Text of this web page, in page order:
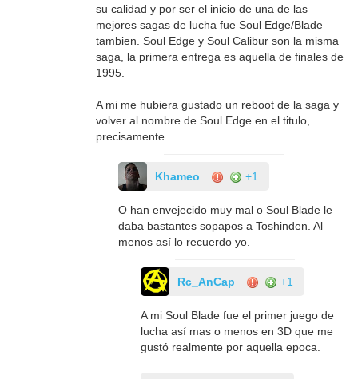
su calidad y por ser el inicio de una de las
mejores sagas de lucha fue Soul Edge/Blade
tambien. Soul Edge y Soul Calibur son la misma
saga, la primera entrega es aquella de finales de
1995.
A mi me hubiera gustado un reboot de la saga y
volver al nombre de Soul Edge en el titulo,
precisamente.
Khameo +1
O han envejecido muy mal o Soul Blade le
daba bastantes sopapos a Toshinden. Al
menos así lo recuerdo yo.
Rc_AnCap +1
A mi Soul Blade fue el primer juego de
lucha así mas o menos en 3D que me
gustó realmente por aquella epoca.